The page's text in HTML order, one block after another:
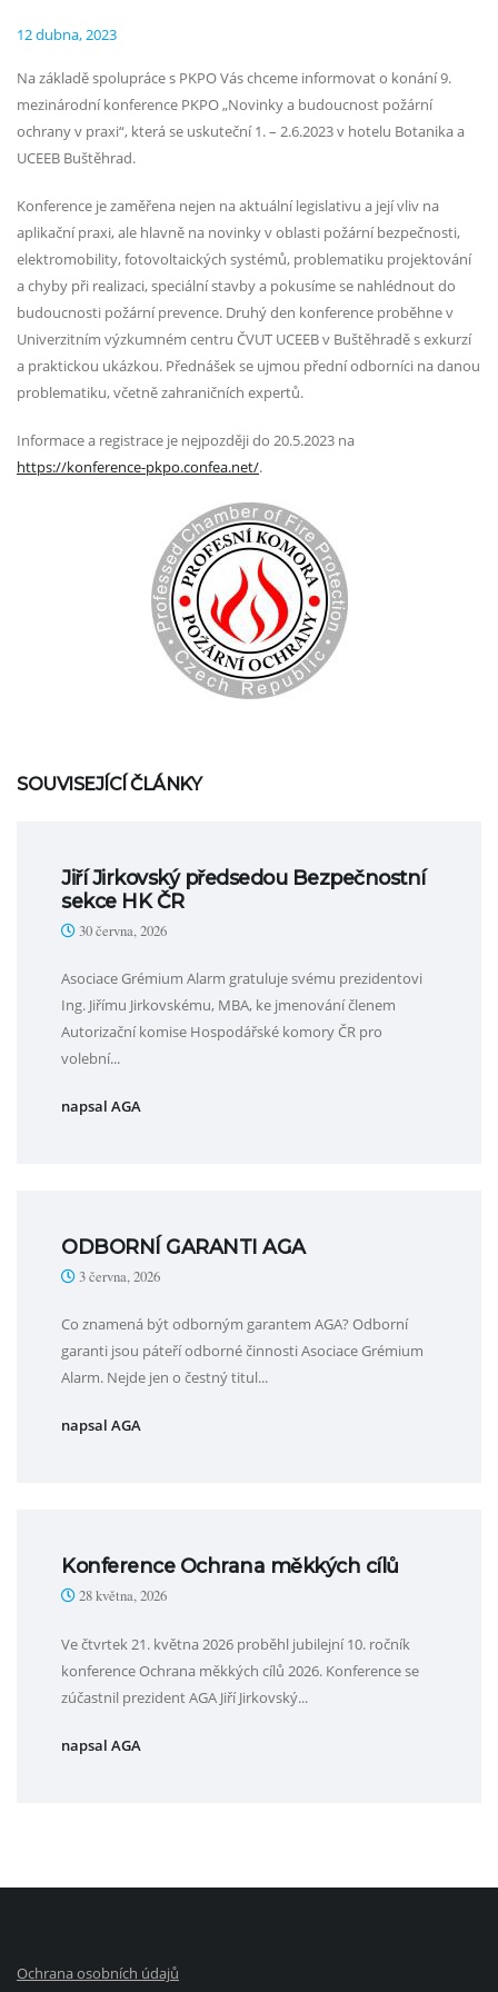
12 dubna, 2023
Na základě spolupráce s PKPO Vás chceme informovat o konání 9.
mezinárodní konference PKPO „Novinky a budoucnost požární
ochrany v praxi“, která se uskuteční 1. – 2.6.2023 v hotelu Botanika a
UCEEB Buštěhrad.
Konference je zaměřena nejen na aktuální legislativu a její vliv na
aplikační praxi, ale hlavně na novinky v oblasti požární bezpečnosti,
elektromobility, fotovoltaických systémů, problematiku projektování
a chyby při realizaci, speciální stavby a pokusíme se nahlédnout do
budoucnosti požární prevence. Druhý den konference proběhne v
Univerzitním výzkumném centru ČVUT UCEEB v Buštěhradě s exkurzí
a praktickou ukázkou. Přednášek se ujmou přední odborníci na danou
problematiku, včetně zahraničních expertů.
Informace a registrace je nejpozději do 20.5.2023 na
https://konference-pkpo.confea.net/.
SOUVISEJÍCÍ ČLÁNKY
Jiří Jirkovský předsedou Bezpečnostní
sekce HK ČR
30 června, 2026
Asociace Grémium Alarm gratuluje svému prezidentovi
Ing. Jiřímu Jirkovskému, MBA, ke jmenování členem
Autorizační komise Hospodářské komory ČR pro
volební...
napsal AGA
ODBORNÍ GARANTI AGA
3 června, 2026
Co znamená být odborným garantem AGA? Odborní
garanti jsou páteří odborné činnosti Asociace Grémium
Alarm. Nejde jen o čestný titul...
napsal AGA
Konference Ochrana měkkých cílů
28 května, 2026
Ve čtvrtek 21. května 2026 proběhl jubilejní 10. ročník
konference Ochrana měkkých cílů 2026. Konference se
zúčastnil prezident AGA Jiří Jirkovský...
napsal AGA
Ochrana osobních údajů